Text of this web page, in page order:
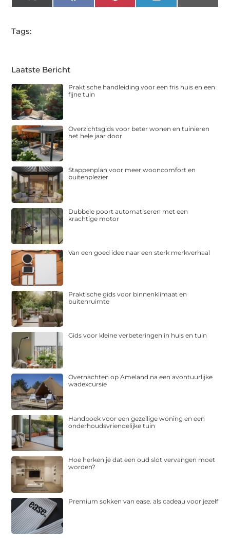
(Twitter)
Tags:
Laatste Bericht
Praktische handleiding voor een fris huis en een
fijne tuin
Overzichtsgids voor beter wonen en tuinieren
het hele jaar door
Stappenplan voor meer wooncomfort en
buitenplezier
Dubbele poort automatiseren met een
krachtige motor
Van een goed idee naar een sterk merkverhaal
Praktische gids voor binnenklimaat en
buitenruimte
Gids voor kleine verbeteringen in huis en tuin
Overnachten op Ameland na een avontuurlijke
wadexcursie
Handboek voor een gezellige woning en een
onderhoudsvriendelijke tuin
Hoe herken je dat een oud slot vervangen moet
worden?
Premium sokken van ease. als cadeau voor jezelf